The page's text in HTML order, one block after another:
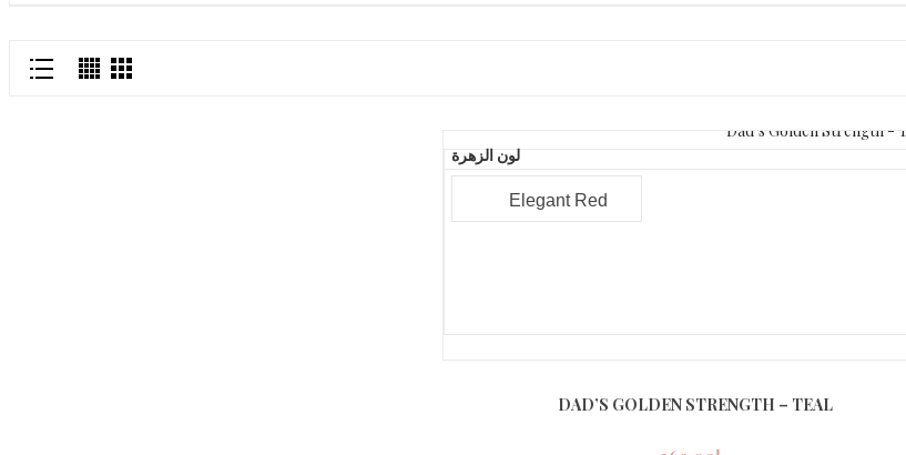
لون الزهرة
DAD’S GOLDEN STRENGTH – TEAL